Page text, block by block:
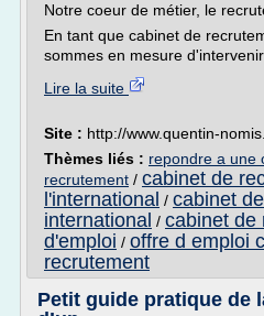
Notre coeur de métier, le
En tant que cabinet de
sommes en mesure d'intervenir
Lire la suite
Site : http://www.quentin-
Thèmes liés : repondre a une
recrutement / cabinet de
l'international / cabinet
international / cabinet de
d'emploi / offre d emploi
recrutement
Petit guide pratique de